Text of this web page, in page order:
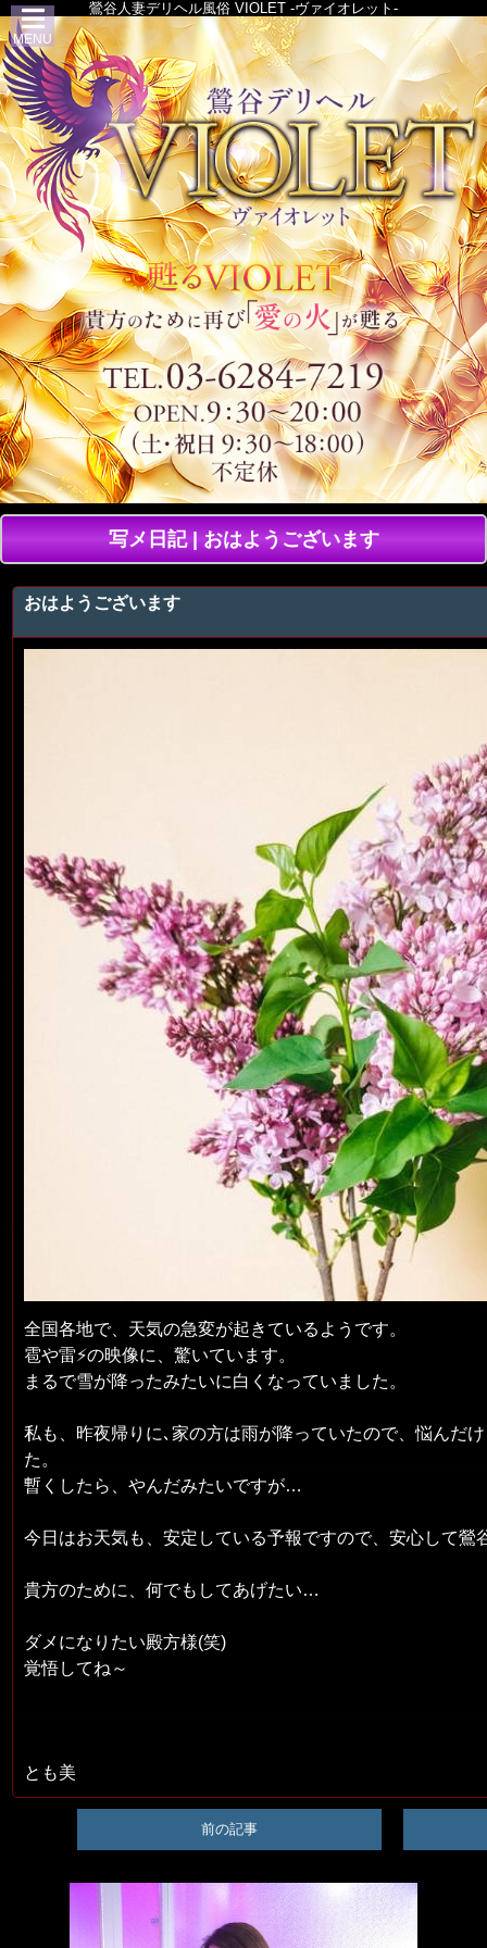
鶯谷人妻デリヘル風俗 VIOLET -ヴァイオレット-
写メ日記 | おはようございます
おはようございます
全国各地で、天気の急変が起きているようです。
雹や雷⚡の映像に、驚いています。
まるで雪が降ったみたいに白くなっていました。
私も、昨夜帰りに､家の方は雨が降っていたので、悩んだ
た。
暫くしたら、やんだみたいですが…
今日はお天気も、安定している予報ですので、安心して鶯
貴方のために、何でもしてあげたい…
ダメになりたい殿方様(笑)
覚悟してね～
とも美
前の記事
MENU